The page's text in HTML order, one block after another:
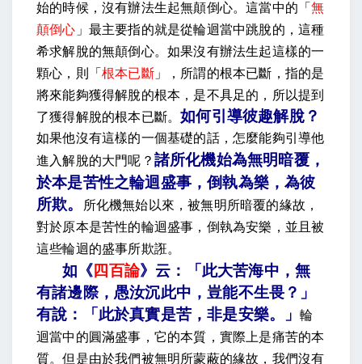
始的時候，沒有辦法生起無顛倒心。這當中的「無
顛倒心 」最主要指的就是從輪迴當中跳脫的，這種
希求解脫的無顛倒心。如果沒有辦法生起這樣的一
顆心，則「 根本已斷」，所謂的根本已斷，指的是
將來能夠獲得解脫的根本，是不具足的，所以提到
了獲得解脫的根本已斷。如何引導彼趣解脫？
如果他沒有這樣的一個基礎的話，怎麼能夠引導他
進入解脫的大門呢？ 諸所化機始為無明暗覆，
於本是苦性之輪迴盛事，倒執為樂，為彼
所欺。
所化機無始以來，被無明所暗覆的緣故，
對於原本是苦性的輪迴盛事，倒執為安樂，並且被
這些輪迴的盛事所欺誑。
如《 四百論》云：「此大苦海中，無
有諸邊際，愚汝沉此中，豈能不生畏？」
有說：「此於真實是苦，非是安樂。
」輪
迴當中的圓滿盛事，它的本質，實際上是痛苦的本
質。但是由於我們被無明所蒙蔽的緣故，我們沒有